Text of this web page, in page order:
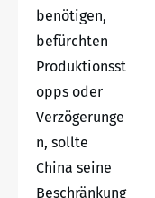
benötigen,
befürchten
Produktionsst
opps oder
Verzögerunge
n, sollte
China seine
Beschränkung